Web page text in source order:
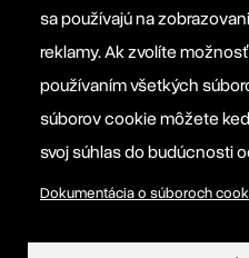
Informačná
Nastavenia
sa používajú na
reklamy. Ak zvolíte
používaním všetkých
súborov cookie môžete
svoj súhlas do budúcnosti
Dokumentácia o súboroch